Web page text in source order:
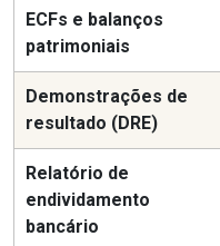
ECFs e balanços
patrimoniais
Demonstrações de
resultado (DRE)
Relatório de
endividamento
bancário